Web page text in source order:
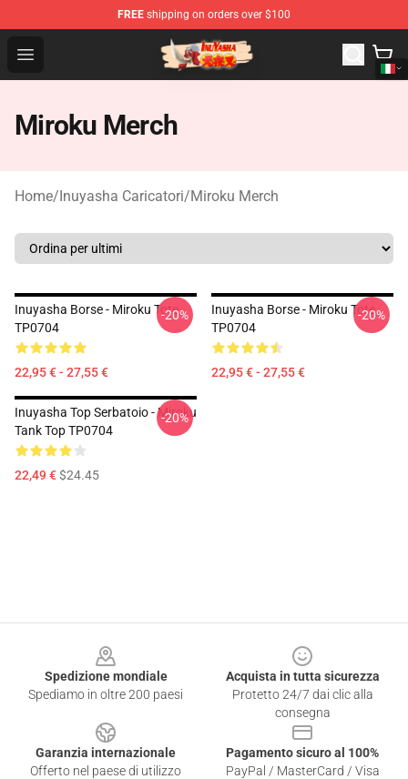
FREE shipping on orders over $100
Open menu
Inuyasha Store - Official Inuyasha Merchandise Shop
Miroku Merch
Home/Inuyasha Caricatori/Miroku Merch
Inuyasha Borse - Miroku Tote
TP0704
22,95 € - 27,55 €
-20%
Inuyasha Borse - Miroku Tote
TP0704
22,95 € - 27,55 €
-20%
Inuyasha Top Serbatoio - Miroku
Tank Top TP0704
22,49 €$24.45
-20%
Spedizione mondiale
Spediamo in oltre 200 paesi
Acquista in tutta sicurezza
Protetto 24/7 dai clic alla
consegna
Garanzia internazionale
Offerto nel paese di utilizzo
Pagamento sicuro al 100%
PayPal / MasterCard / Visa